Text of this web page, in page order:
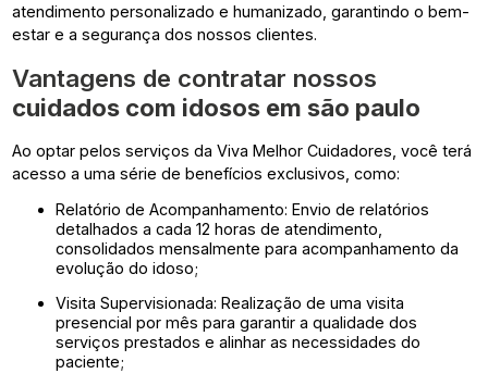
atendimento personalizado e humanizado, garantindo o bem-
estar e a segurança dos nossos clientes.
Vantagens de contratar nossos
cuidados com idosos em são paulo
Ao optar pelos serviços da Viva Melhor Cuidadores, você terá
acesso a uma série de benefícios exclusivos, como:
Relatório de Acompanhamento: Envio de relatórios
detalhados a cada 12 horas de atendimento,
consolidados mensalmente para acompanhamento da
evolução do idoso;
Visita Supervisionada: Realização de uma visita
presencial por mês para garantir a qualidade dos
serviços prestados e alinhar as necessidades do
paciente;